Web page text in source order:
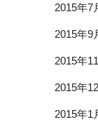
2015年7
2015年9
2015年
2015年
2015年1